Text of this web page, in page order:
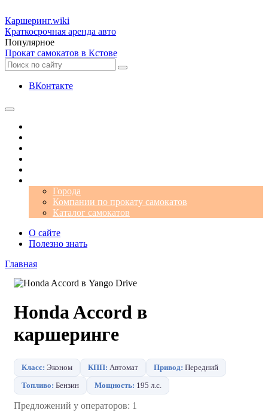
Каршеринг.wiki
Краткосрочная аренда авто
Популярное
Прокат самокатов в Кстове
ВКонтакте
Города
Компании по прокату самокатов
Каталог самокатов
О сайте
Полезно знать
Главная
Honda Accord в
каршеринге
Класс: Эконом КПП: Автомат Привод: Передний
Топливо: Бензин Мощность: 195 л.с.
Предложений у операторов: 1